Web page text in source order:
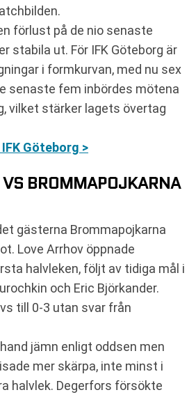
förlust på de nio senaste
stabila ut. För IFK Göteborg är
i formkurvan, med nu sex
senaste fem inbördes mötena
vilket stärker lagets övertag
Göteborg >
VS BROMMAPOJKARNA
gästerna Brommapojkarna
Love Arrhov öppnade
halvleken, följt av tidiga mål i
och Eric Björkander.
till 0-3 utan svar från
jämn enligt oddsen men
mer skärpa, inte minst i
halvlek. Degerfors försökte